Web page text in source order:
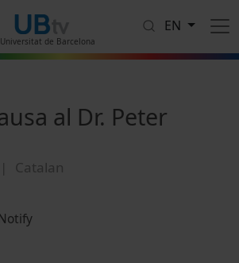
de Barcelona
EN
al Dr. Peter
Catalan
Notify